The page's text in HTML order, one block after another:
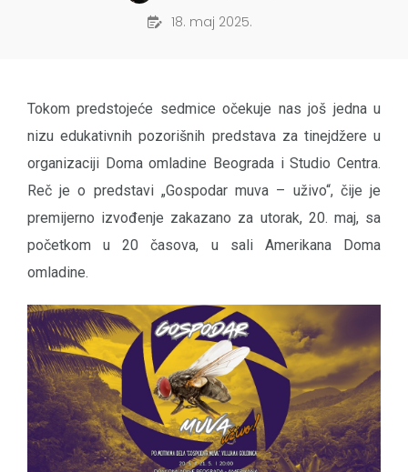
18. maj 2025.
Tokom predstojeće sedmice očekuje nas još jedna u
nizu edukativnih pozorišnih predstava za tinejdžere u
organizaciji Doma omladine Beograda i Studio Centra.
Reč je o predstavi „Gospodar muva – uživo“, čije je
premijerno izvođenje zakazano za utorak, 20. maj, sa
početkom u 20 časova, u sali Amerikana Doma
omladine.